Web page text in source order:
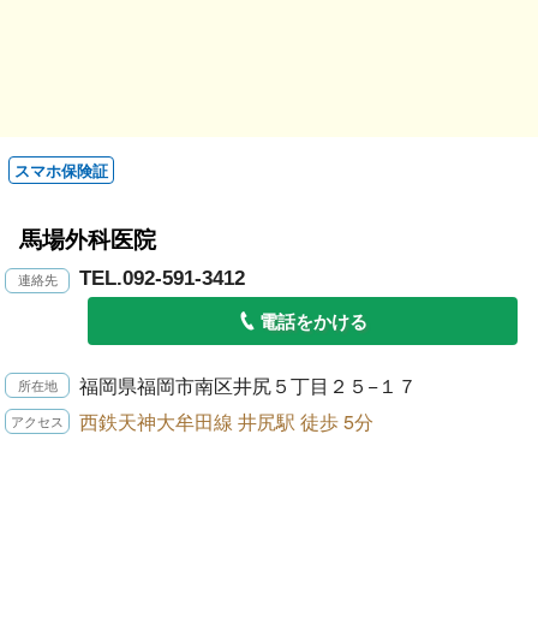
スマホ保険証
馬場外科医院
TEL.092-591-3412
電話をかける
福岡県福岡市南区井尻５丁目２５−１７
西鉄天神大牟田線 井尻駅 徒歩 5分